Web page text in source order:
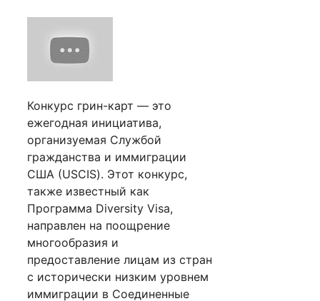
Конкурс грин-карт — это
ежегодная инициатива,
организуемая Службой
гражданства и иммиграции
США (USCIS). Этот конкурс,
также известный как
Программа Diversity Visa,
направлен на поощрение
многообразия и
предоставление лицам из стран
с исторически низким уровнем
иммиграции в Соединенные